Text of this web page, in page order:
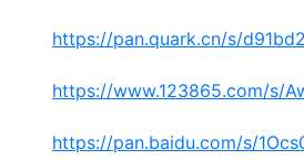
https://pan.quark.cn/s/
https://www.123865.com/s/
https://pan.baidu.com/s/